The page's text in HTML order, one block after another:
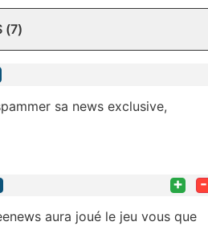
(7)
sa news exclusive,
+ -
aura joué le jeu vous que